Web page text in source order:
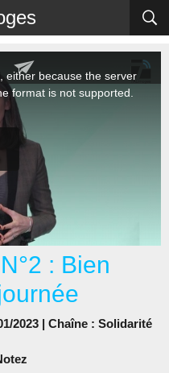
: Bien
2023 | Chaîne : Solidarité